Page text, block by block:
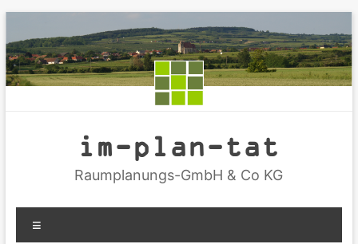
Inhalt
springen
im-plan-tat
Raumplanungs-GmbH & Co KG